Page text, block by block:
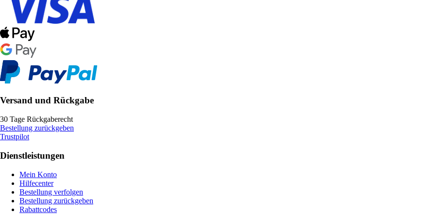
Versand und Rückgabe
30 Tage Rückgaberecht
Bestellung zurückgeben
Trustpilot
Dienstleistungen
Mein Konto
Hilfecenter
Bestellung verfolgen
Bestellung zurückgeben
Rabattcodes